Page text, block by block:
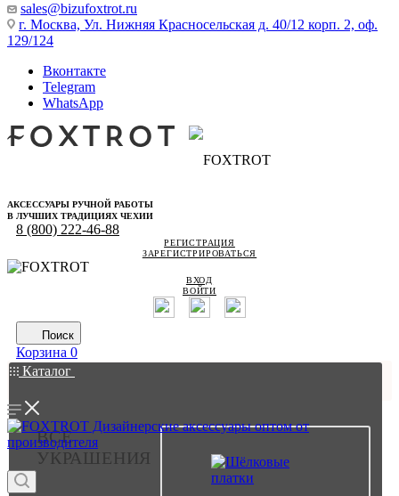
sales@bizufoxtrot.ru
г. Москва, Ул. Нижняя Красносельская д. 40/12 корп. 2, оф.
129/124
Вконтакте
Telegram
WhatsApp
АКСЕССУАРЫ РУЧНОЙ РАБОТЫ
В ЛУЧШИХ ТРАДИЦИЯХ ЧЕХИИ
8 (800) 222-46-88
РЕГИСТРАЦИЯ
ЗАРЕГИСТРИРОВАТЬСЯ
ВХОД
ВОЙТИ
Поиск
Корзина 0
Каталог
ВСЕ
УКРАШЕНИЯ